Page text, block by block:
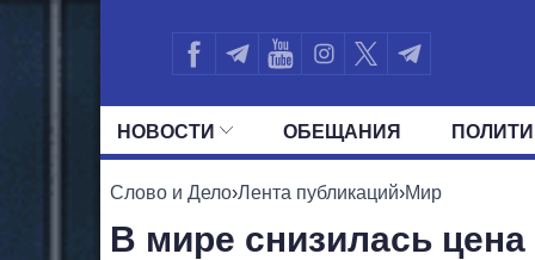
НОВОСТИ ОБЕЩАНИЯ
ВСЕ ПОЛИТИКИ ПРЕЗИДЕНТ И
Слово и Дело›Лента публикаций›Мир
В мире снизилась